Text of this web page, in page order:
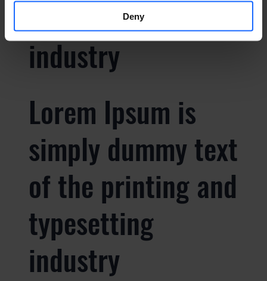
Deny
typesetting
industry
Lorem Ipsum is
simply dummy text
of the printing and
typesetting
industry